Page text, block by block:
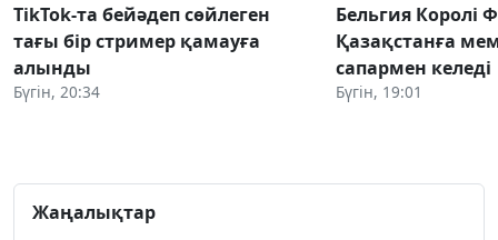
TikTok-та бейәдеп сөйлеген
тағы бір стример қамауға
алынды
Бүгін, 20:34
Бельгия Королі
Қазақстанға
сапармен келеді
Бүгін, 19:01
Жаңалықтар